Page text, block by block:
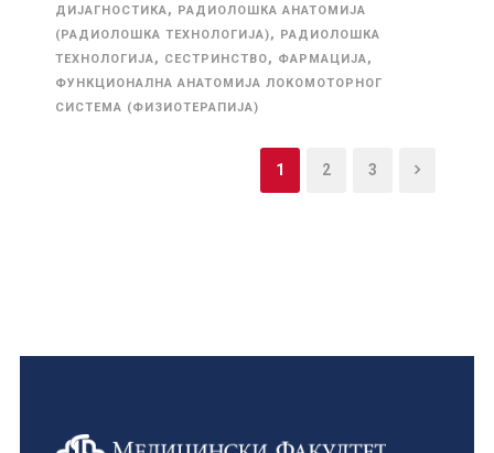
ДИЈАГНОСТИКА, РАДИОЛОШКА АНАТОМИЈА
(РАДИОЛОШКА ТЕХНОЛОГИЈА), РАДИОЛОШКА
ТЕХНОЛОГИЈА, СЕСТРИНСТВО, ФАРМАЦИЈА,
ФУНКЦИОНАЛНА АНАТОМИЈА ЛОКОМОТОРНОГ
СИСТЕМА (ФИЗИОТЕРАПИЈА)
1 2 3